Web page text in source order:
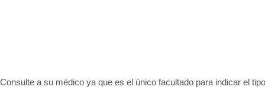
Consulte a su médico ya que es el único facultado para indicar el